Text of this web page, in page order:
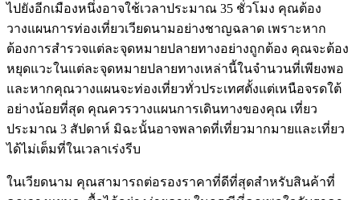
ไปยังอีกเมืองหนึ่งอาจใช้เวลาประมาณ 35 ชั่วโมง คุณต้อง
วางแผนการท่องเที่ยวเวียดนามอย่างชาญฉลาด เพราะหาก
ต้องการสำรวจแต่ละจุดหมายปลายทางอย่างถูกต้อง คุณจะต้อง
หยุดแวะในแต่ละจุดหมายปลายทางเหล่านี้ในจำนวนที่เพียงพอ
และหากคุณวางแผนจะท่องเที่ยวทั่วประเทศตั้งแต่เหนือจรดใต้
อย่างน้อยที่สุด คุณควรวางแผนการเดินทางของคุณ เที่ยว
ประมาณ 3 สัปดาห์ มิฉะนั้นอาจพลาดที่เที่ยวมากมายและเที่ยว
ได้ไม่เต็มที่ในเวลาเร่งรีบ
ในเวียดนาม คุณสามารถต่อรองราคาที่ดีที่สุดสำหรับสินค้าที่